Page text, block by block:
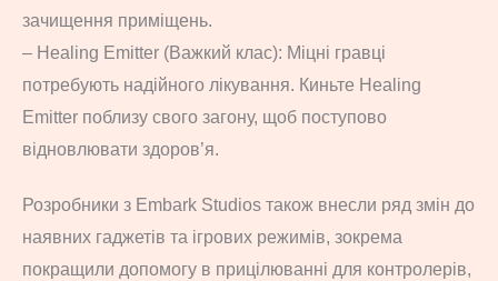
зачищення приміщень.
– Healing Emitter (Важкий клас): Міцні гравці
потребують надійного лікування. Киньте Healing
Emitter поблизу свого загону, щоб поступово
відновлювати здоров’я.
Розробники з Embark Studios також внесли ряд змін до
наявних гаджетів та ігрових режимів, зокрема
покращили допомогу в прицілюванні для контролерів,